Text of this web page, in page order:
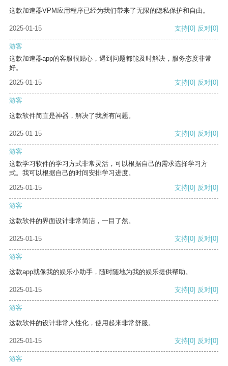
这款加速器VPM应用程序已经为我们带来了无限的隐私保护和自由。
2025-01-15 支持[0] 反对[0]
游客
这款加速器app的客服很贴心，遇到问题都能及时解决，服务态度非常
好。
2025-01-15
支持[0] 反对[0]
游客
这款软件简直是神器，解决了我所有问题。
2025-01-15 支持[0] 反对[0]
游客
这款学习软件的学习方式非常灵活，可以根据自己的需求选择学习方
式。我可以根据自己的时间安排学习进度。
2025-01-15
支持[0] 反对[0]
游客
这款软件的界面设计非常简洁，一目了然。
2025-01-15 支持[0] 反对[0]
游客
这款app就像我的娱乐小助手，随时随地为我的娱乐提供帮助。
2025-01-15 支持[0] 反对[0]
游客
这款软件的设计非常人性化，使用起来非常舒服。
2025-01-15 支持[0] 反对[0]
游客